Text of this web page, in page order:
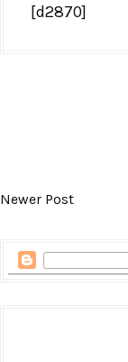
[d2870]
Newer Post